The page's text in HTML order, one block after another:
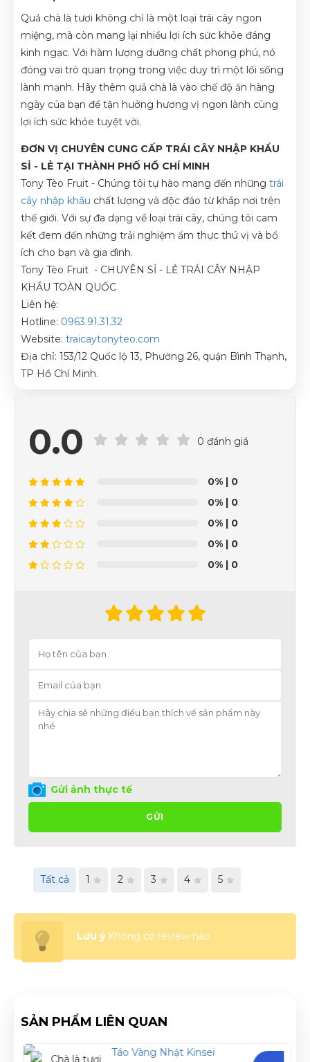
Quả chà là tươi không chỉ là một loại trái cây ngon
miệng, mà còn mang lại nhiều lợi ích sức khỏe đáng
kinh ngạc. Với hàm lượng dưỡng chất phong phú, nó
đóng vai trò quan trọng trong việc duy trì một lối sống
lành mạnh. Hãy thêm quả chà là vào chế độ ăn hàng
ngày của bạn để tận hưởng hương vị ngon lành cùng
lợi ích sức khỏe tuyệt vời.
ĐƠN VỊ CHUYÊN CUNG CẤP TRÁI CÂY NHẬP KHẨU
SỈ - LẺ TẠI THÀNH PHỐ HỒ CHÍ MINH
Tony Tèo Fruit - Chúng tôi tự hào mang đến những trái
cây nhập khẩu chất lượng và độc đáo từ khắp nơi trên
thế giới. Với sự đa dạng về loại trái cây, chúng tôi cam
kết đem đến những trải nghiệm ẩm thực thú vị và bổ
ích cho bạn và gia đình.
Tony Tèo Fruit - CHUYÊN SỈ - LẺ TRÁI CÂY NHẬP
KHẨU TOÀN QUỐC
Liên hệ:
Hotline: 0963.91.31.32
Website: traicaytonyteo.com
Địa chỉ: 153/12 Quốc lộ 13, Phường 26, quận Bình Thạnh,
TP Hồ Chí Minh.
0.0 0 đánh giá
0% | 0
0% | 0
0% | 0
0% | 0
0% | 0
Gửi ảnh thực tế
GỬI
Tất cả 1 2 3 4 5
Lưu ýKhông có review nào
SẢN PHẨM LIÊN QUAN